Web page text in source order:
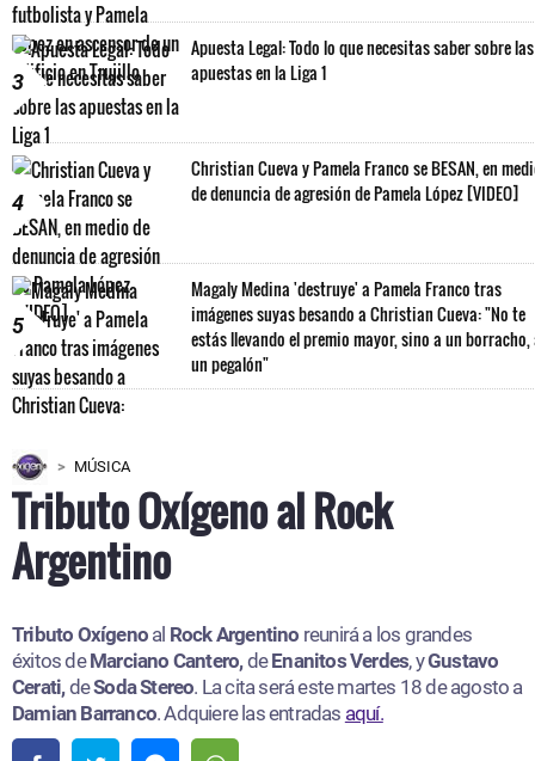
3
Apuesta Legal: Todo lo que necesitas saber sobre las
apuestas en la Liga 1
4
Christian Cueva y Pamela Franco se BESAN, en
de denuncia de agresión de Pamela López [VIDEO]
5
Magaly Medina 'destruye' a Pamela Franco tras
imágenes suyas besando a Christian Cueva: "No te
estás llevando el premio mayor, sino a un borracho,
un pegalón"
MÚSICA
Tributo Oxígeno al Rock
Argentino
Tributo Oxígeno al Rock Argentino reunirá a los grandes
éxitos deMarciano Cantero,deEnanitos Verdes, yGustavo
Cerati,deSoda Stereo. La cita será este martes 18 de agosto a
Damian Barranco. Adquiere las entradas aquí.